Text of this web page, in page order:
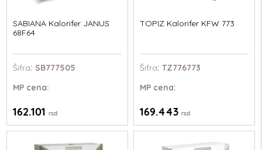
SABIANA Kalorifer JANUS
68F64
Šifra: SB777505
MP cena:
162.101rsd
TOPIZ Kalorifer KFW 773
Šifra: TZ776773
MPcena:
169.443 rsd